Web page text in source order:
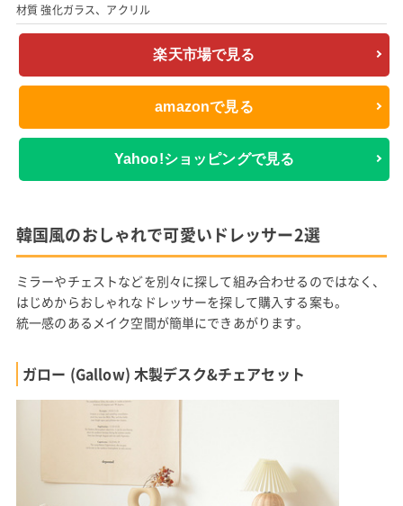
材質 強化ガラス、アクリル
楽天市場で見る
amazonで見る
Yahoo!ショッピングで見る
韓国風のおしゃれで可愛いドレッサー2選
ミラーやチェストなどを別々に探して組み合わせるのではなく、
はじめからおしゃれなドレッサーを探して購入する案も。
統一感のあるメイク空間が簡単にできあがります。
ガロー (Gallow) 木製デスク&チェアセット